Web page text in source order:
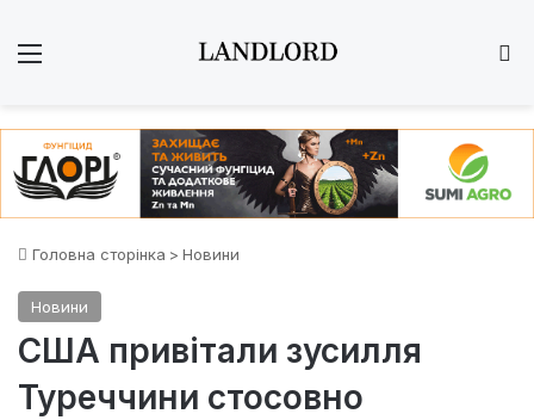
Головна сторінка > Новини
Новини
США привітали зусилля
Туреччини стосовно